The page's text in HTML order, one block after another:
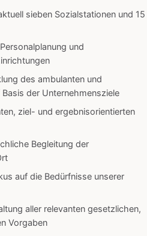
sieben Sozialstationen und 15
und
des ambulanten und
der Unternehmensziele
ziel- und ergebnisorientierten
Begleitung der
auf die Bedürfnisse unserer
aller relevanten gesetzlichen,
Vorgaben